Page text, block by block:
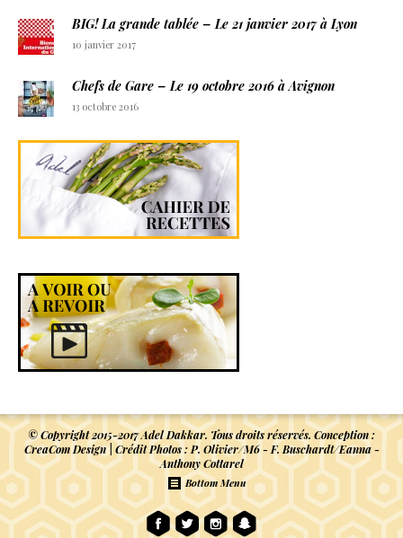
BIG! La grande tablée – Le 21 janvier 2017 à Lyon
10 janvier 2017
Chefs de Gare – Le 19 octobre 2016 à Avignon
13 octobre 2016
© Copyright 2015-2017 Adel Dakkar. Tous droits réservés. Conception :
CreaCom Design| Crédit Photos : P. Olivier/M6 - F. Buschardt/Eanna -
Anthony Cottarel
Bottom Menu